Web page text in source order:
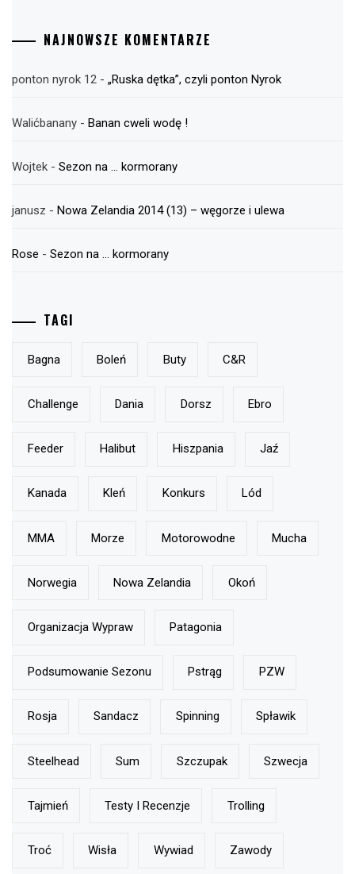
NAJNOWSZE KOMENTARZE
ponton nyrok 12 - „Ruska dętka”, czyli ponton Nyrok
Walićbanany - Banan cweli wodę !
Wojtek - Sezon na … kormorany
janusz - Nowa Zelandia 2014 (13) – węgorze i ulewa
Rose - Sezon na … kormorany
TAGI
Bagna Boleń Buty C&r
Challenge Dania Dorsz Ebro
Feeder Halibut Hiszpania Jaź
Kanada Kleń Konkurs Lód
MMA Morze Motorowodne Mucha
Norwegia Nowa Zelandia Okoń
Organizacja Wypraw Patagonia
Podsumowanie Sezonu Pstrąg PZW
Rosja Sandacz Spinning Spławik
Steelhead Sum Szczupak Szwecja
Tajmień Testy I Recenzje Trolling
Troć Wisła Wywiad Zawody